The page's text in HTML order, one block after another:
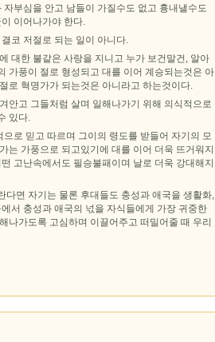
부심을 안고 남들이 가질수도 없고 흉내낼수도
이어나가야 한다.
코 저절로 되는 일이 아니다.
대한 불같은 사랑을 지니고 누가 보건말건, 알아
가풍이 절로 형성되고 대를 이어 계승되는것은 아
로 혁명가가 되는것은 아니라고 하는것이다.
안고 그들처럼 살며 일해나가기 위해 의식적으로
있다.
로 믿고 따르며 그이의 령도를 받들어 자기의 모
는 가풍으로 되고있기에 대를 이어 더욱 뜨거워지
고난속에서도 필승불패이며 날로 더욱 강대해지
면 자기는 물론 후대들도 충성과 애국을 생활화,
서 충성과 애국의 넋을 자식들에게 가장 귀중한
나가도록 고심하며 이끌어주고 떠밀어줄 때 우리